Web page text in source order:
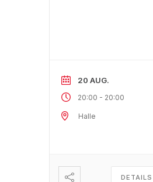
20 AUG.
20:00 - 20:00
Halle